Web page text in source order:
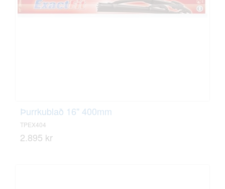
Þurrkublað 16" 400mm
TPEX404
2.895 kr